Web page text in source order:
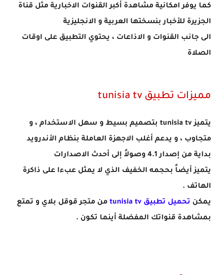
كما يوفر امكانية مشاهدة أكبر القنوات الاخبارية مثل قناة
الجزيرة للأخبار بنسختها العربية و الانجليزية
الى جانب القنوات و الاذاعات ، يحتوي التطبيق على اوقات
الصلاة
مميزات تطبيق tunisia tv
يتميز tunisia tv بتصميم بسيط و سهل الاستخدام ، و
متجاوب ، و يدعم أغلب الاجهزة العاملة بنظام الأندرويد
بداية من إصدار 4.1 وصولاً إلى أحدث الاصدارات
يتميز أيضاً بحجمه الخفيف الذي لا يمثل عبءا على ذاكرة
الهاتف .
يمكن تحميل تطبيق tunisia tv
من متجر قوقل بلاي و تمتع
بمشاهدة قنواتك المفضلة أينما تكون .